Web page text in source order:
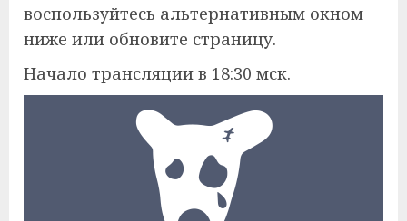
воспользуйтесь альтернативным окном
ниже или обновите страницу.
Начало трансляции в 18:30 мск.